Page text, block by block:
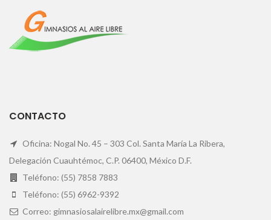
CONTACTO
Oficina: Nogal No. 45 – 303 Col. Santa María La Ribera,
Delegación Cuauhtémoc, C.P. 06400, México D.F.
Teléfono: (55) 7858 7883
Teléfono: (55) 6962-9392
Correo: gimnasiosalairelibre.mx@gmail.com